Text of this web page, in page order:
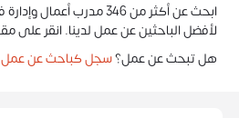
ابحث عن أكثر من 346 مدرب
لأفضل الباحثين عن عمل لدينا. انقر على
هل تبحث عن عمل؟سجل كباحث عن عمل